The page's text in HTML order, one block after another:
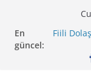
content
En
güncel:
Fiili
KAP